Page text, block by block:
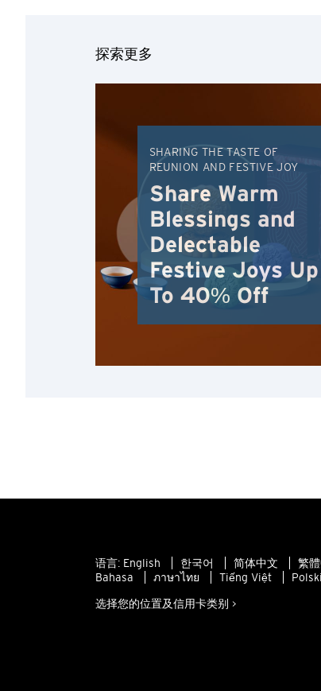
探索更多
SHARING THE TASTE OF
REUNION AND FESTIVE JOY
Share Warm
Blessings and
Delectable
Festive Joys Up
To 40% Off
语言: English 한국어 简体中文 繁
Bahasa
ภาษาไทย Tiếng Việt Polski
选择您的位置及信用卡类别 >
选择语言